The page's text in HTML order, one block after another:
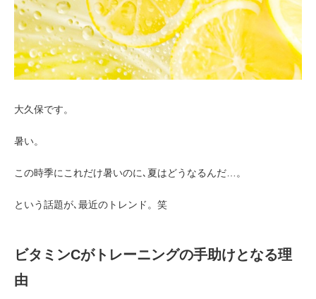
大久保です。
暑い。
この時季にこれだけ暑いのに､夏はどうなるんだ…。
という話題が､最近のトレンド。笑
ビタミンCがトレーニングの手助けとなる理
由